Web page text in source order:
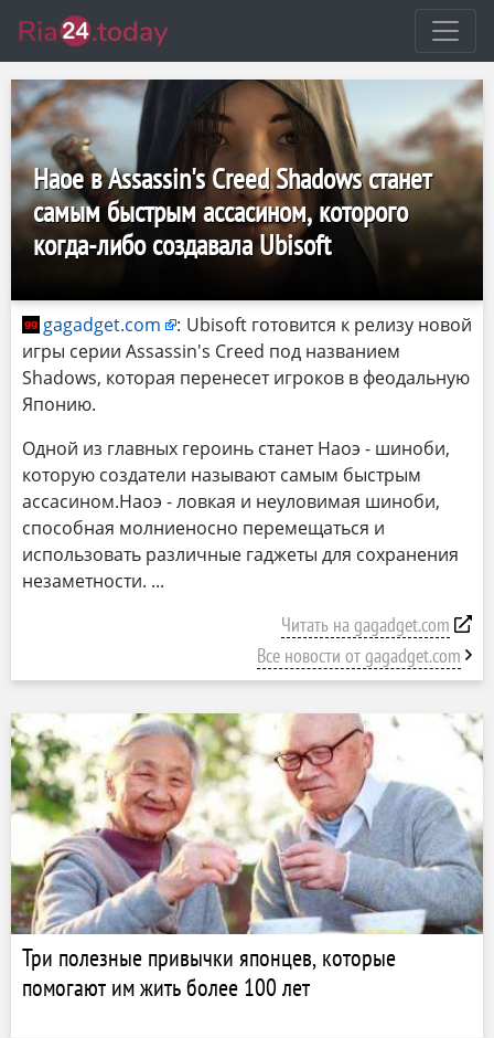
Наое в Assassin's Creed Shadows станет
самым быстрым ассасином, которого
когда-либо создавала Ubisoft
gagadget.com : Ubisoft готовится к релизу новой
игры серии Assassin's Creed под названием
Shadows, которая перенесет игроков в феодальную
Японию.
Одной из главных героинь станет Наоэ - шиноби,
которую создатели называют самым быстрым
ассасином.Наоэ - ловкая и неуловимая шиноби,
способная молниеносно перемещаться и
использовать различные гаджеты для сохранения
незаметности.
Читать на gagadget.com
Все новости от gagadget.com
Три полезные привычки японцев, которые
помогают им жить более 100 лет